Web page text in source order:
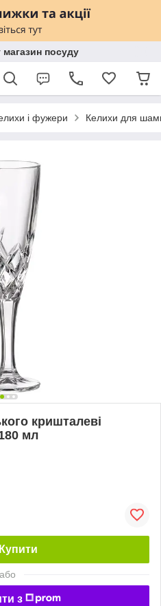
посуду
і фужери Келихи для
кришталеві
мл
Купити
або
з